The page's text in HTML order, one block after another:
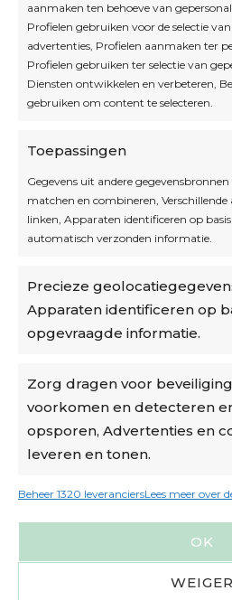
aanmaken ten behoeve van
Profielen gebruiken voor de selectie
advertenties, Profielen aanmaken ter
Profielen gebruiken ter selectie van
Diensten ontwikkelen en verbeteren,
gebruiken om content te selecteren.
Toepassingen
Gegevens uit andere
matchen en combineren,
linken, Apparaten identificeren op
automatisch verzonden informatie.
Precieze
Apparaten identificeren op
opgevraagde informatie.
Zorg dragen voor
voorkomen en detecteren
opsporen, Advertenties en
leveren en tonen.
Beheer 1320 leveranciersLees meer over
OK
WEIGER
Interesse in leuke kadotips of
Laat dan hier je mailadres
Algemene voorwaarden
Cookiebeleid
Accountinstellingen
Verzending
€6,50-€7,50 via Bpost